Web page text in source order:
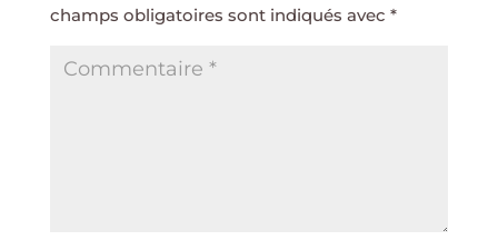
champs obligatoires sont indiqués avec *